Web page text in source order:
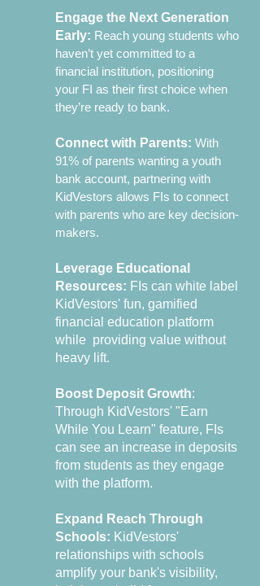
Engage the Next Generation
Early: Reach young students who
haven’t yet committed to a
financial institution, positioning
your FI as their first choice when
they’re ready to bank.
Connect with Parents: With
91% of parents wanting a youth
bank account, partnering with
KidVestors allows FIs to connect
with parents who are key decision-
makers.
Leverage Educational
Resources: FIs can white label
KidVestors' fun, gamified
financial education platform
while providing value without
heavy lift.
Boost Deposit Growth:
Through KidVestors' "Earn
While You Learn" feature, FIs
can see an increase in deposits
from students as they engage
with the platform.
Expand Reach Through
Schools: KidVestors'
relationships with schools
amplify your bank's visibility,